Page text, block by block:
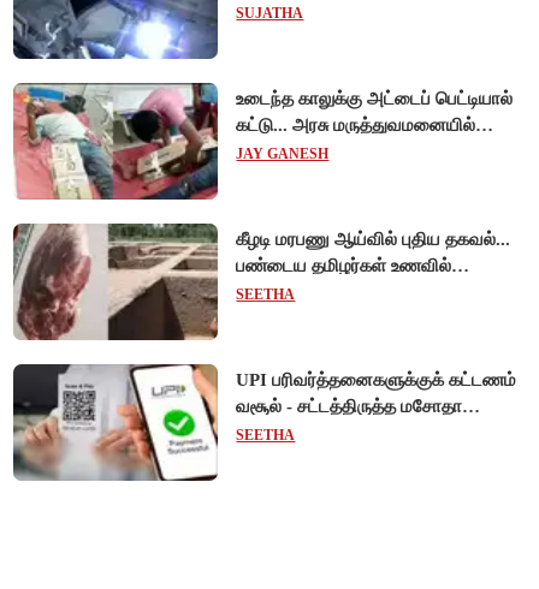
!
SUJATHA
உடைந்த காலுக்கு அட்டைப் பெட்டியால்
கட்டு... அரசு மருத்துவமனையில்
விநோத சிகிச்சை... அதிர்ச்சி வீடியோ!
JAY GANESH
கீழடி மரபணு ஆய்வில் புதிய தகவல்...
பண்டைய தமிழர்கள் உணவில்
அதிகளவு இறைச்சி பயன்பாடு!
SEETHA
UPI பரிவர்த்தனைகளுக்குக் கட்டணம்
வசூல் - சட்டத்திருத்த மசோதா
நிறைவேற்றம்!
SEETHA